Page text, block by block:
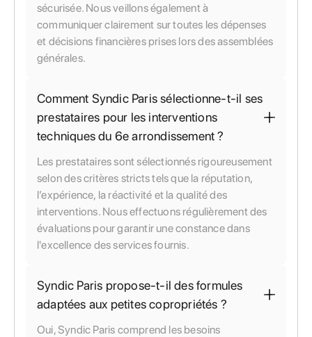
sécurisée. Nous veillons également à
communiquer clairement sur toutes les dépenses
et décisions financières prises lors des assemblées
générales.
Comment Syndic Paris sélectionne-t-il ses
prestataires pour les interventions
techniques du 6e arrondissement ?
Les prestataires sont sélectionnés rigoureusement
selon des critères stricts tels que la réputation,
l’expérience, la réactivité et la qualité des
interventions. Nous effectuons régulièrement des
évaluations pour garantir une constance dans
l'excellence des services fournis.
Syndic Paris propose-t-il des formules
adaptées aux petites copropriétés ?
Oui, Syndic Paris comprend les besoins